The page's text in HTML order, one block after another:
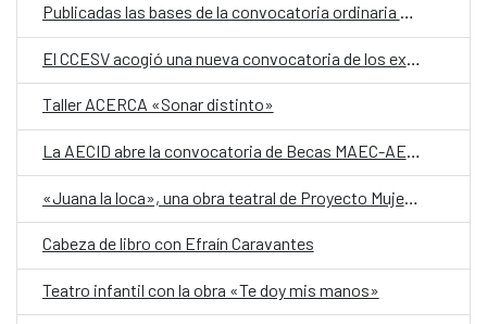
Publicadas las bases de la convocatoria ordinaria de IBERESCENA 2026-2027
Taller ACERCA «Sonar distinto»
La AECID abre la convocatoria de Becas MAEC-AECID 2026-2027
«Juana la loca», una obra teatral de Proyecto Mujeres El Salvador
Cabeza de libro con Efraín Caravantes
Teatro infantil con la obra «Te doy mis manos»